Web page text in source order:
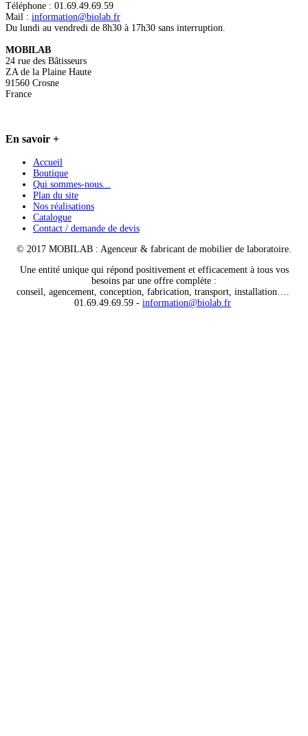
Téléphone : 01.69.49.69.59
Mail : information@biolab.fr
Du lundi au vendredi de 8h30 à 17h30 sans interruption.
MOBILAB
24 rue des Bâtisseurs
ZA de la Plaine Haute
91560 Crosne
France
En savoir +
Accueil
Boutique
Qui sommes-nous...
Plan du site
Nos réalisations
Catalogue
Contact / demande de devis
© 2017 MOBILAB : Agenceur & fabricant de mobilier de laboratoire.
Une entité unique qui répond positivement et efficacement à tous vos
besoins par une offre complète :
conseil, agencement, conception, fabrication, transport, installation….
01.69.49.69.59 - information@biolab.fr